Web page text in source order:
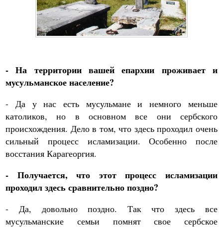
- На территории вашей епархии проживает и
мусульманское население?
- Да у нас есть мусульмане и немного меньше
католиков, но в основном все они сербского
происхождения. Дело в том, что здесь проходил очень
сильный процесс исламизации. Особенно после
восстания Карагеоргия.
- Получается, что этот процесс исламизации
проходил здесь сравнительно поздно?
- Да, довольно поздно. Так что здесь все
мусульманские семьи помнят свое сербское